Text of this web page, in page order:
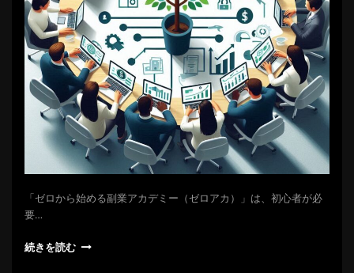
「ゼロから始める副業アカデミー（ゼロアカ）」は、初心者が必
要…
続きを読む